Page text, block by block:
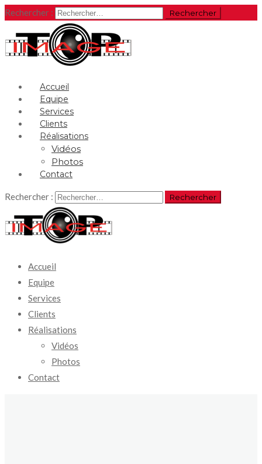
Rechercher :
Accueil
Equipe
Services
Clients
Réalisations
Vidéos
Photos
Contact
Rechercher :
Accueil
Equipe
Services
Clients
Réalisations
Vidéos
Photos
Contact